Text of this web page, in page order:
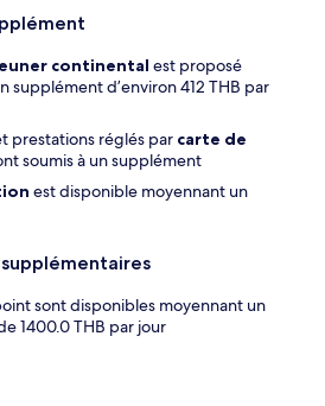
continental est proposé
supplément d’environ 412 THB par
prestations réglés par carte de
soumis à un supplément
est disponible moyennant un
sont disponibles moyennant un
1400.0 THB par jour